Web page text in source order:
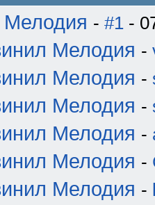
- #1 -
Мелодия -
Мелодия -
Мелодия -
Мелодия -
Мелодия -
Мелодия -